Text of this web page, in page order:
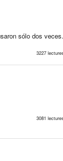
sólo dos veces.
3227
3081